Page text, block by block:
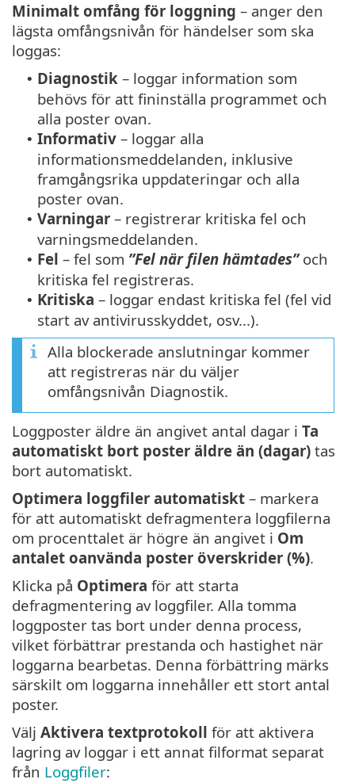
Minimalt omfång för loggning – anger den
lägsta omfångsnivån för händelser som ska
loggas:
• Diagnostik – loggar information som
behövs för att fininställa programmet och
alla poster ovan.
• Informativ – loggar alla
informationsmeddelanden, inklusive
framgångsrika uppdateringar och alla
poster ovan.
• Varningar – registrerar kritiska fel och
varningsmeddelanden.
• Fel – fel som ”Fel när filen hämtades”och
kritiska fel registreras.
• Kritiska – loggar endast kritiska fel (fel vid
start av antivirusskyddet, osv...).
Alla blockerade anslutningar kommer
att registreras när du väljer
omfångsnivån Diagnostik.
Loggposter äldre än angivet antal dagar i Ta
automatiskt bort poster äldre än (dagar) tas
bort automatiskt.
Optimera loggfiler automatiskt – markera
för att automatiskt defragmentera loggfilerna
om procenttalet är högre än angivet i Om
antalet oanvända poster överskrider (%).
Klicka på Optimera för att starta
defragmentering av loggfiler. Alla tomma
loggposter tas bort under denna process,
vilket förbättrar prestanda och hastighet när
loggarna bearbetas. Denna förbättring märks
särskilt om loggarna innehåller ett stort antal
poster.
Välj Aktivera textprotokoll för att aktivera
lagring av loggar i ett annat filformat separat
från Loggfiler: